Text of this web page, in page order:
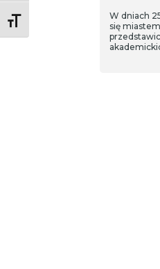
Toggle Font size
W dniach
się